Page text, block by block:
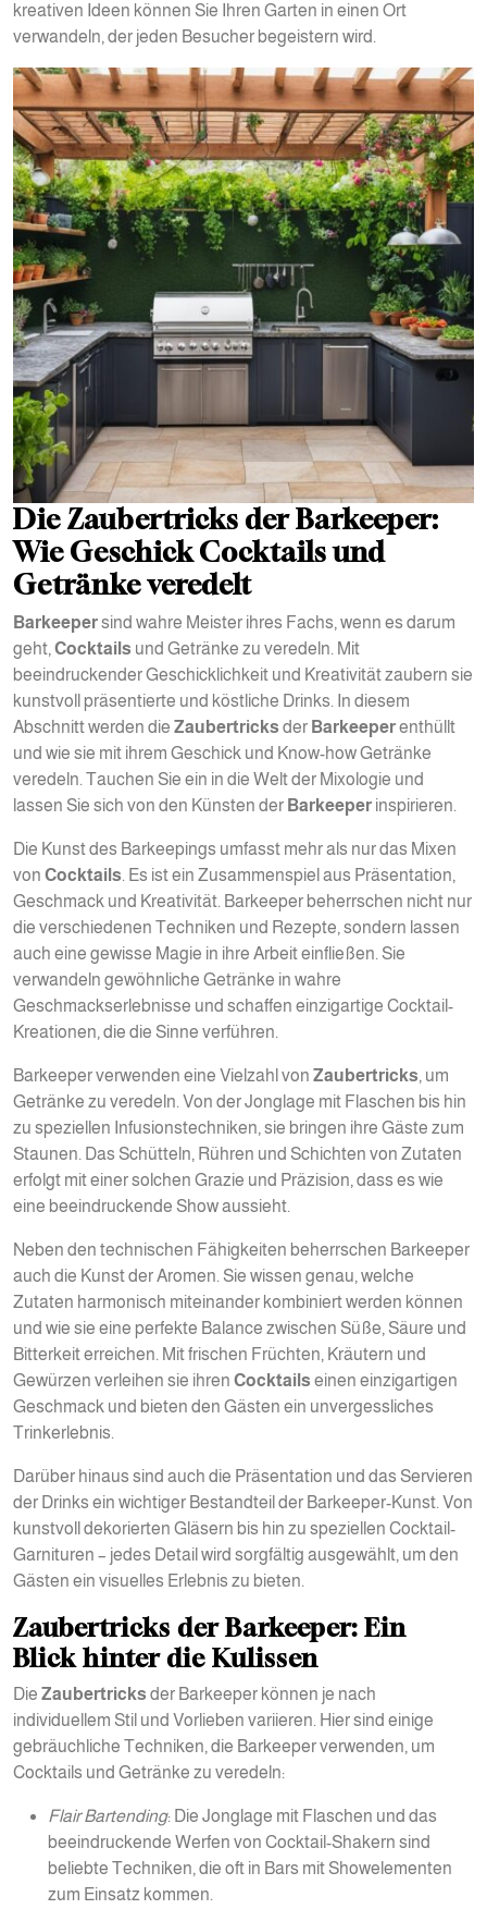
kreativen Ideen können Sie Ihren Garten in einen Ort
verwandeln, der jeden Besucher begeistern wird.
Die Zaubertricks der Barkeeper:
Wie Geschick Cocktails und
Getränke veredelt
Barkeepersind wahre Meister ihres Fachs, wenn es darum
geht, Cocktails und Getränke zu veredeln. Mit
beeindruckender Geschicklichkeit und Kreativität zaubern sie
kunstvoll präsentierte und köstliche Drinks. In diesem
Abschnitt werden die Zaubertricks der Barkeeperenthüllt
und wie sie mit ihrem Geschick und Know-how Getränke
veredeln. Tauchen Sie ein in die Welt der Mixologie und
lassen Sie sich von den Künsten der Barkeeper inspirieren.
Die Kunst des Barkeepings umfasst mehr als nur das Mixen
von Cocktails. Es ist ein Zusammenspiel aus Präsentation,
Geschmack und Kreativität. Barkeeper beherrschen nicht nur
die verschiedenen Techniken und Rezepte, sondern lassen
auch eine gewisse Magie in ihre Arbeit einfließen. Sie
verwandeln gewöhnliche Getränke in wahre
Geschmackserlebnisse und schaffen einzigartige Cocktail-
Kreationen, die die Sinne verführen.
Barkeeper verwenden eine Vielzahl von Zaubertricks, um
Getränke zu veredeln. Von der Jonglage mit Flaschen bis hin
zu speziellen Infusionstechniken, sie bringen ihre Gäste zum
Staunen. Das Schütteln, Rühren und Schichten von Zutaten
erfolgt mit einer solchen Grazie und Präzision, dass es wie
eine beeindruckende Show aussieht.
Neben den technischen Fähigkeiten beherrschen Barkeeper
auch die Kunst der Aromen. Sie wissen genau, welche
Zutaten harmonisch miteinander kombiniert werden können
und wie sie eine perfekte Balance zwischen Süße, Säure und
Bitterkeit erreichen. Mit frischen Früchten, Kräutern und
Gewürzen verleihen sie ihren Cocktails einen einzigartigen
Geschmack und bieten den Gästen ein unvergessliches
Trinkerlebnis.
Darüber hinaus sind auch die Präsentation und das Servieren
der Drinks ein wichtiger Bestandteil der Barkeeper-Kunst. Von
kunstvoll dekorierten Gläsern bis hin zu speziellen Cocktail-
Garnituren – jedes Detail wird sorgfältig ausgewählt, um den
Gästen ein visuelles Erlebnis zu bieten.
Zaubertricks der Barkeeper: Ein
Blick hinter die Kulissen
Die Zaubertricks der Barkeeper können je nach
individuellem Stil und Vorlieben variieren. Hier sind einige
gebräuchliche Techniken, die Barkeeper verwenden, um
Cocktails und Getränke zu veredeln:
Flair Bartending: Die Jonglage mit Flaschen und das
beeindruckende Werfen von Cocktail-Shakern sind
beliebte Techniken, die oft in Bars mit Showelementen
zum Einsatz kommen.